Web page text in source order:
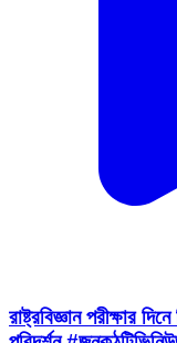
রাষ্ট্রবিজ্ঞান পরীক্ষার